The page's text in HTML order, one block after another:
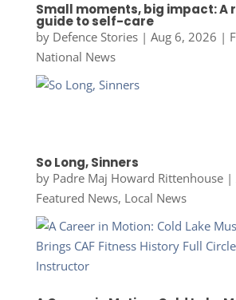
Small moments, big impact: A
guide to self-care
by Defence Stories| Aug 6, 2026 |
National News
So Long, Sinners
by Padre Maj Howard Rittenhouse|
Featured News, Local News